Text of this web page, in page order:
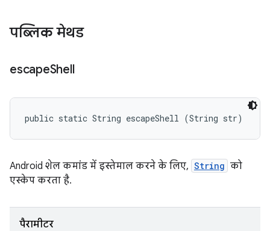
पब्लिक मेथड
escapeShell
public static String escapeShell (String str)
Android शेल कमांड में इस्तेमाल करने के लिए, String को
एस्केप करता है.
पैरामीटर